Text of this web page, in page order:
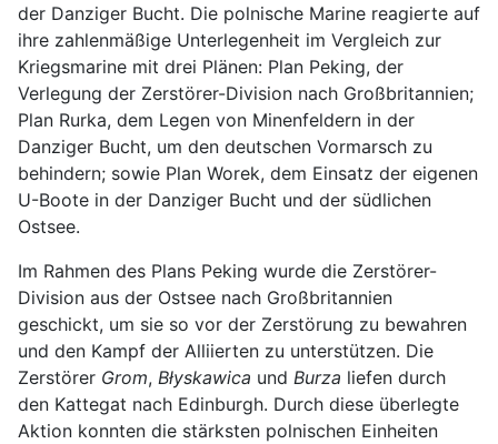
der Danziger Bucht. Die polnische Marine reagierte auf
ihre zahlenmäßige Unterlegenheit im Vergleich zur
Kriegsmarine mit drei Plänen: Plan Peking, der
Verlegung der Zerstörer-Division nach Großbritannien;
Plan Rurka, dem Legen von Minenfeldern in der
Danziger Bucht, um den deutschen Vormarsch zu
behindern; sowie Plan Worek, dem Einsatz der eigenen
U-Boote in der Danziger Bucht und der südlichen
Ostsee.
Im Rahmen des Plans Peking wurde die Zerstörer-
Division aus der Ostsee nach Großbritannien
geschickt, um sie so vor der Zerstörung zu bewahren
und den Kampf der Alliierten zu unterstützen. Die
Zerstörer Grom, Błyskawica und Burza liefen durch
den Kattegat nach Edinburgh. Durch diese überlegte
Aktion konnten die stärksten polnischen Einheiten